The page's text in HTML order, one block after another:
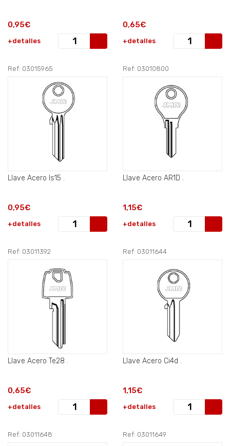
0,95€
+detalles
0,65€
+detalles
Ref: 03015965
Llave Acero Is15 .
0,95€
+detalles
Ref: 03010800
Llave Acero AR1D .
1,15€
+detalles
Ref: 03011392
Llave Acero Te28 .
0,65€
+detalles
Ref: 03011644
Llave Acero Ci4d .
1,15€
+detalles
Ref: 03011648 Ref: 03011649